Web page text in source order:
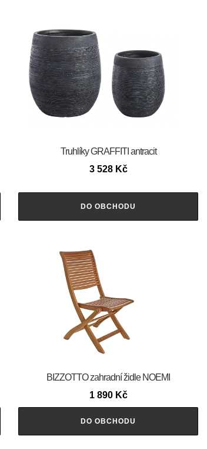
Truhlíky GRAFFITI antracit
3 528 Kč
DO OBCHODU
BIZZOTTO zahradní židle NOEMI
1 890 Kč
DO OBCHODU